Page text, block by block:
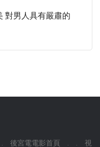
對男人具有嚴肅的
後宮電電影首頁 視